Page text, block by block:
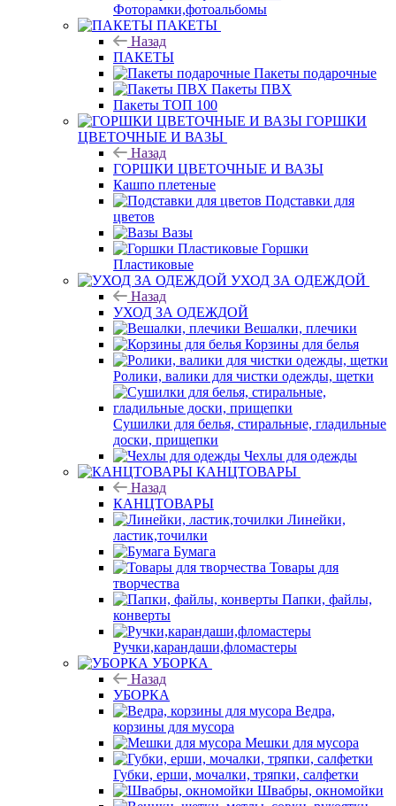
Фоторамки,фотоальбомы
ПАКЕТЫ
Назад
ПАКЕТЫ
Пакеты подарочные
Пакеты ПВХ
Пакеты ТОП 100
ГОРШКИ
ЦВЕТОЧНЫЕ И ВАЗЫ
Назад
ГОРШКИ ЦВЕТОЧНЫЕ И ВАЗЫ
Кашпо плетеные
Подставки для
цветов
Вазы
Горшки
Пластиковые
УХОД ЗА ОДЕЖДОЙ
Назад
УХОД ЗА ОДЕЖДОЙ
Вешалки, плечики
Корзины для белья
Ролики, валики для чистки одежды, щетки
Сушилки для белья, стиральные, гладильные
доски, прищепки
Чехлы для одежды
КАНЦТОВАРЫ
Назад
КАНЦТОВАРЫ
Линейки,
ластик,точилки
Бумага
Товары для
творчества
Папки, файлы,
конверты
Ручки,карандаши,фломастеры
УБОРКА
Назад
УБОРКА
Ведра,
корзины для мусора
Мешки для мусора
Губки, ерши, мочалки, тряпки, салфетки
Швабры, окномойки